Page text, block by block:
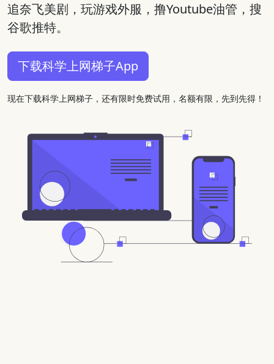
追奈飞美剧，玩游戏外服，撸Youtube油管，搜
谷歌推特。
下载科学上网梯子App
现在下载科学上网梯子，还有限时免费试用，名额有限，先到先得！